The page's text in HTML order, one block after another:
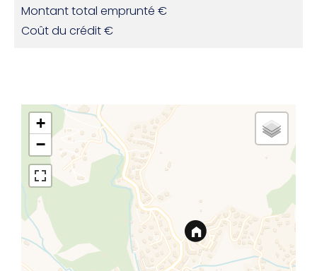
Montant total emprunté €
Coût du crédit€
+
−